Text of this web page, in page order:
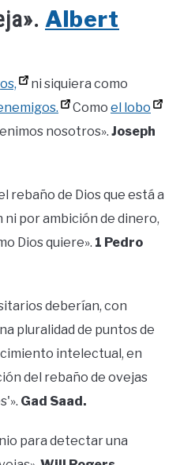
Albert
ni siquiera como
Como el lobo
nosotros». Joseph
rebaño de Dios que está a
por ambición de dinero,
Dios quiere». 1 Pedro
deberían, con
pluralidad de puntos de
intelectual, en
del rebaño de ovejas
Gad Saad.
para detectar una